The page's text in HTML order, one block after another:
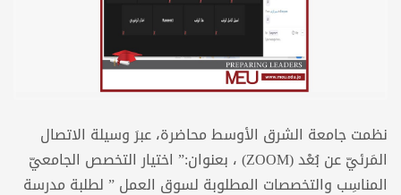
نظمت جامعة الشرق الأوسط محاضرة، عبرَ وسيلة الاتصال
المَرئيّ عن بُعْد (ZOOM) ، بعنوان:” اختيار التخصص الجامعيّ
المناسِب والتخصصات المطلوبة لسوق العمل ” لطلبة مدرسة